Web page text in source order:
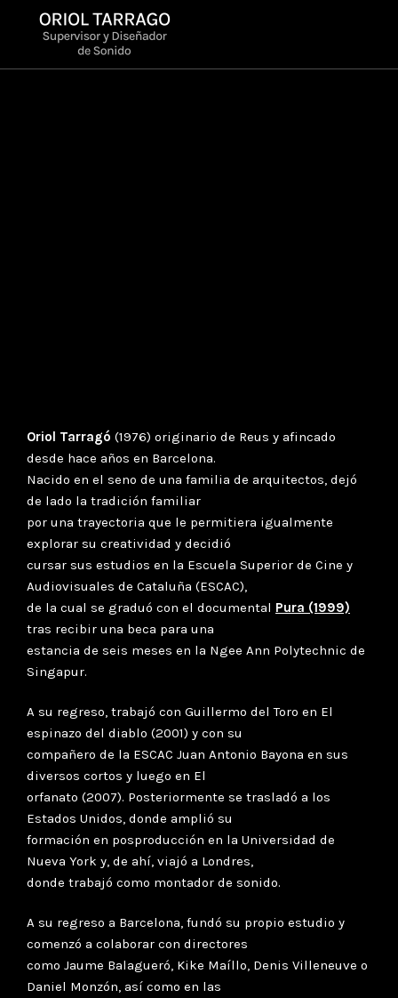
Oriol Tarragó (1976) originario de Reus y afincado
desde hace años en Barcelona.
Nacido en el seno de una familia de arquitectos, dejó
de lado la tradición familiar
por una trayectoria que le permitiera igualmente
explorar su creatividad y decidió
cursar sus estudios en la Escuela Superior de Cine y
Audiovisuales de Cataluña (ESCAC),
de la cual se graduó con el documental Pura (1999)
tras recibir una beca para una
estancia de seis meses en la Ngee Ann Polytechnic de
Singapur.
A su regreso, trabajó con Guillermo del Toro en El
espinazo del diablo (2001) y con su
compañero de la ESCAC Juan Antonio Bayona en sus
diversos cortos y luego en El
orfanato (2007). Posteriormente se trasladó a los
Estados Unidos, donde amplió su
formación en posproducción en la Universidad de
Nueva York y, de ahí, viajó a Londres,
donde trabajó como montador de sonido.
A su regreso a Barcelona, fundó su propio estudio y
comenzó a colaborar con directores
como Jaume Balagueró, Kike Maíllo, Denis Villeneuve o
Daniel Monzón, así como en las